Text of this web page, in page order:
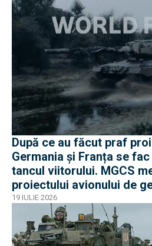
După ce au făcut praf
Germania și Franța se
tancul viitorului. MGCS
proiectului avionului de
19 IULIE 2026